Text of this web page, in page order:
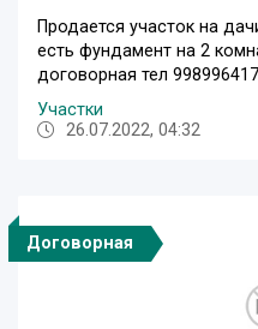
Продается участок на
есть фундамент на 2
договорная тел
Участки
26.07.2022, 04:32
Договорная